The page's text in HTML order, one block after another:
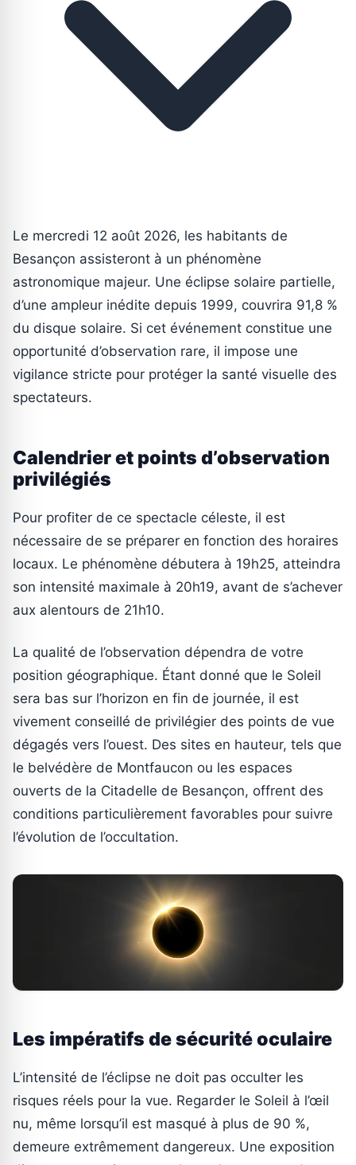
Le mercredi 12 août 2026, les habitants de
Besançon assisteront à un phénomène
astronomique majeur. Une éclipse solaire partielle,
d’une ampleur inédite depuis 1999, couvrira 91,8 %
du disque solaire. Si cet événement constitue une
opportunité d’observation rare, il impose une
vigilance stricte pour protéger la santé visuelle des
spectateurs.
Calendrier et points d’observation
privilégiés
Pour profiter de ce spectacle céleste, il est
nécessaire de se préparer en fonction des horaires
locaux. Le phénomène débutera à 19h25, atteindra
son intensité maximale à 20h19, avant de s’achever
aux alentours de 21h10.
La qualité de l’observation dépendra de votre
position géographique. Étant donné que le Soleil
sera bas sur l’horizon en fin de journée, il est
vivement conseillé de privilégier des points de vue
dégagés vers l’ouest. Des sites en hauteur, tels que
le belvédère de Montfaucon ou les espaces
ouverts de la Citadelle de Besançon, offrent des
conditions particulièrement favorables pour suivre
l’évolution de l’occultation.
Les impératifs de sécurité oculaire
L’intensité de l’éclipse ne doit pas occulter les
risques réels pour la vue. Regarder le Soleil à l’œil
nu, même lorsqu’il est masqué à plus de 90 %,
demeure extrêmement dangereux. Une exposition